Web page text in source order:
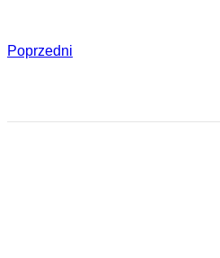
Poprzedni